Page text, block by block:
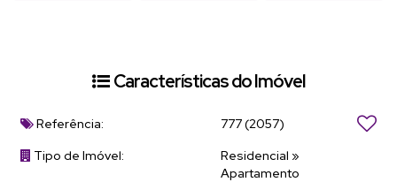
Características do Imóvel
Referência: 777(2057)
Tipo de Imóvel:
Residencial »
Apartamento